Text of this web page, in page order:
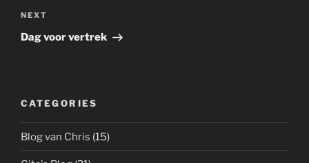
Next
Post
NEXT
Dag voor vertrek
CATEGORIES
Blog van Chris (15)